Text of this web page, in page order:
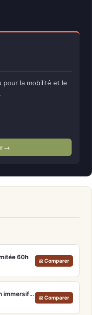
la mobilité et le
.
→
60h
⚖ Comparer
Bose QuietComfort Ultra 2e génération – Casque ANC premium avec son immersif spatial et 30h d'autonomie
⚖ Comparer